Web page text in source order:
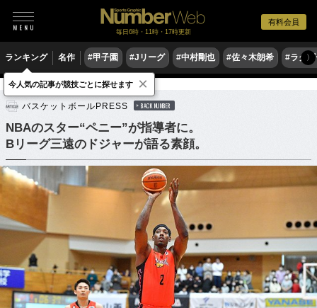
有料会員
毎日6時・11時・17時更新
ランキング 名作 #甲子園 #Jリーグ #中村剛也 #佐々木朗希 #ラグ〉
バスケットボール Bリーグ
バスケットボールPRESS BACK NUMBER
NBAのスター“ペニー”が指導者に。
Bリーグ三遠のドジャーが語る素顔。
今人気の記事が競技ごとに探せます ×